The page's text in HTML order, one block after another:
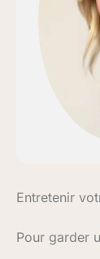
Entretenir
Pour garder